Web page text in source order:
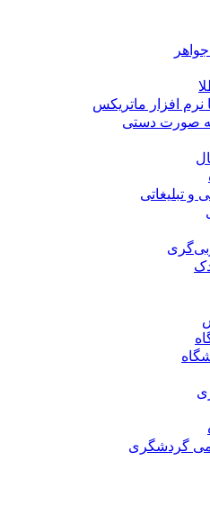
افزار ماتریکس
صورت دستی
تبلیغاتی
گردشگری